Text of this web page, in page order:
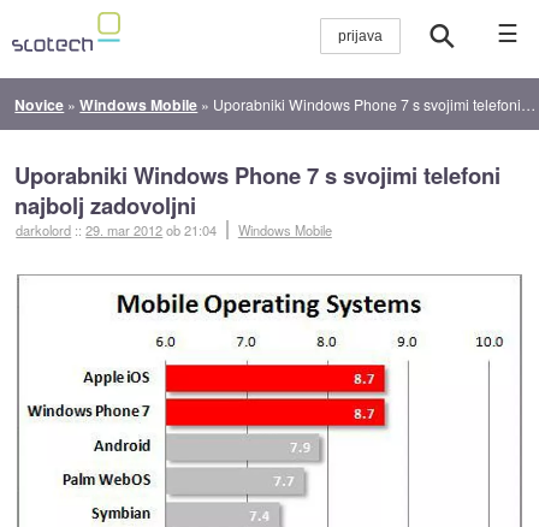
☰
Novice »Windows Mobile » Uporabniki Windows Phone 7 s svojimi telefoni najbolj zadovoljni
Uporabniki Windows Phone 7 s svojimi telefoni
najbolj zadovoljni
darkolord ::29. mar 2012ob 21:04 Windows Mobile